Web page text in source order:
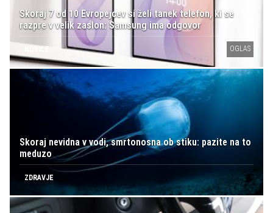
Skoraj 7 od 10 Evropejcev si želi tanek telefon, ki se
razpre v velik zaslon: Samsung ima odgovor
NOVICE OGLAS
Skoraj nevidna v vodi, smrtonosna ob stiku: pazite na to
meduzo
ZDRAVJE